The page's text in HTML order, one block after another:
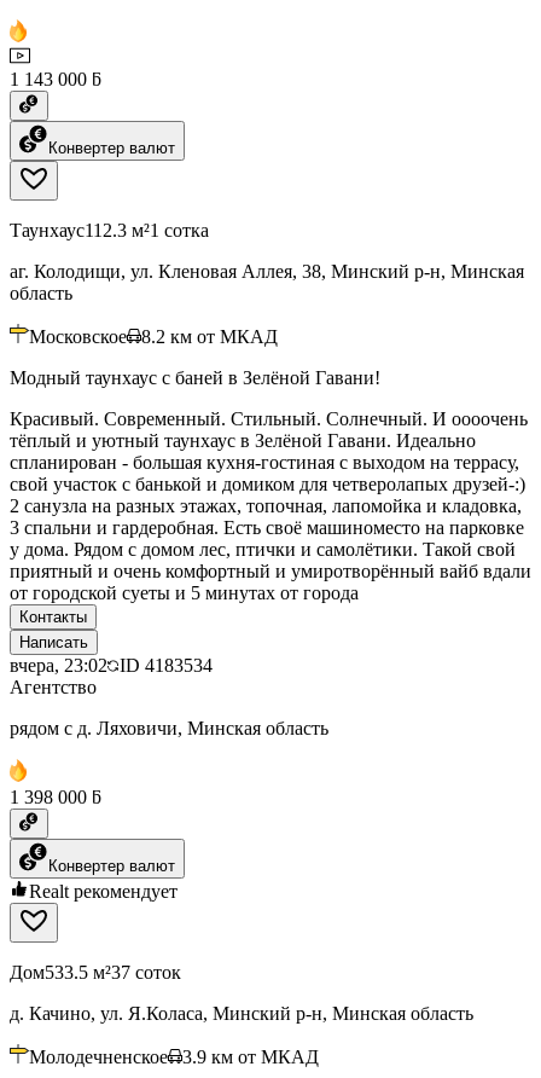
1 143 000 ƃ
Конвертер валют
Таунхаус112.3 м²1 сотка
аг. Колодищи, ул. Кленовая Аллея, 38, Минский р-н, Минская
область
Московское 8.2 км от МКАД
Модный таунхаус с баней в Зелёной Гавани!
Красивый. Современный. Стильный. Солнечный. И оооочень
тёплый и уютный таунхаус в Зелёной Гавани. Идеально
спланирован - большая кухня-гостиная с выходом на террасу,
свой участок с банькой и домиком для четверолапых друзей-:)
2 санузла на разных этажах, топочная, лапомойка и кладовка,
3 спальни и гардеробная. Есть своё машиноместо на парковке
у дома. Рядом с домом лес, птички и самолётики. Такой свой
приятный и очень комфортный и умиротворённый вайб вдали
от городской суеты и 5 минутах от города
Контакты
Написать
вчера, 23:02 ID 4183534
Агентство
рядом с д. Ляховичи, Минская область
1 398 000 ƃ
Конвертер валют
Realt рекомендует
Дом533.5 м²37 соток
д. Качино, ул. Я.Коласа, Минский р-н, Минская область
Молодечненское 3.9 км от МКАД